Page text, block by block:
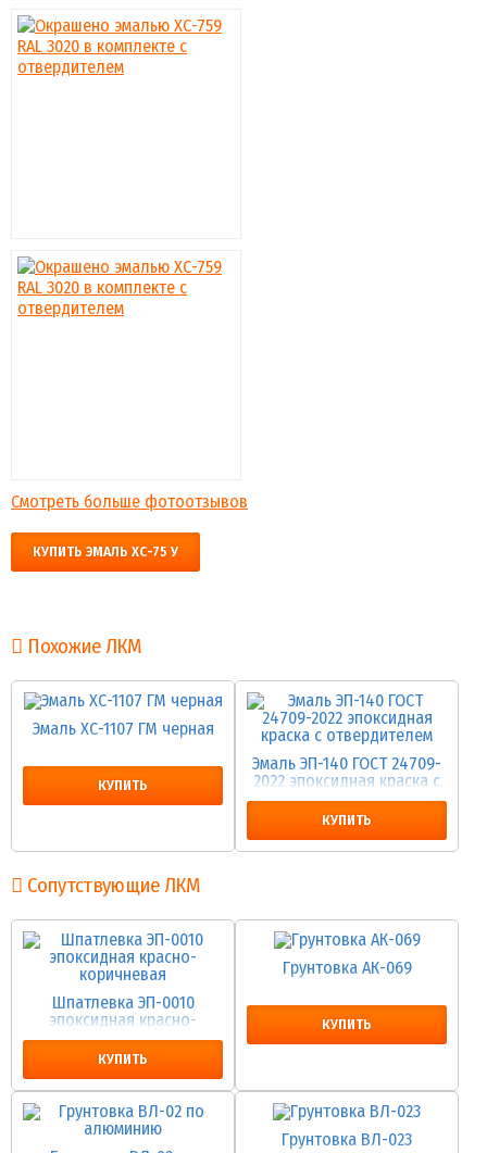
Смотреть больше фотоотзывов
КУПИТЬ ЭМАЛЬ ХС-75 У
Похожие ЛКМ
Эмаль ХС-1107 ГМ черная
КУПИТЬ
Эмаль ЭП-140 ГОСТ 24709-
2022 эпоксидная краска с
отвердителем
КУПИТЬ
Сопутствующие ЛКМ
Шпатлевка ЭП-0010
эпоксидная красно-
коричневая
КУПИТЬ
Грунтовка АК-069
КУПИТЬ
Грунтовка ВЛ-023